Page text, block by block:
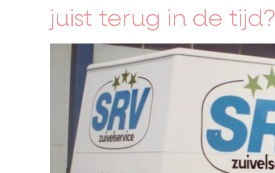
juist terug in de tijd?